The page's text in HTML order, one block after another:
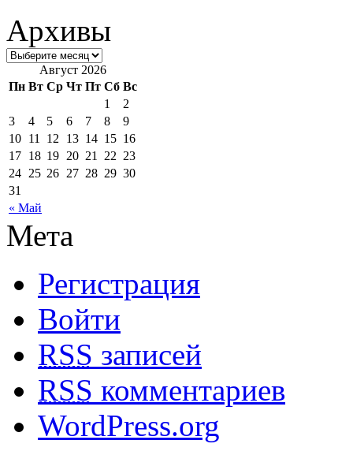
Архивы
Август 2026
Пн Вт Ср Чт Пт Сб Вс
« Май
1
2
3
4 5 6 7 8
9
10 11 12 13 14 15 16
17 18 19 20 21 22 23
24 25 26 27 28 29 30
31
Мета
Регистрация
Войти
RSS записей
RSS комментариев
WordPress.org